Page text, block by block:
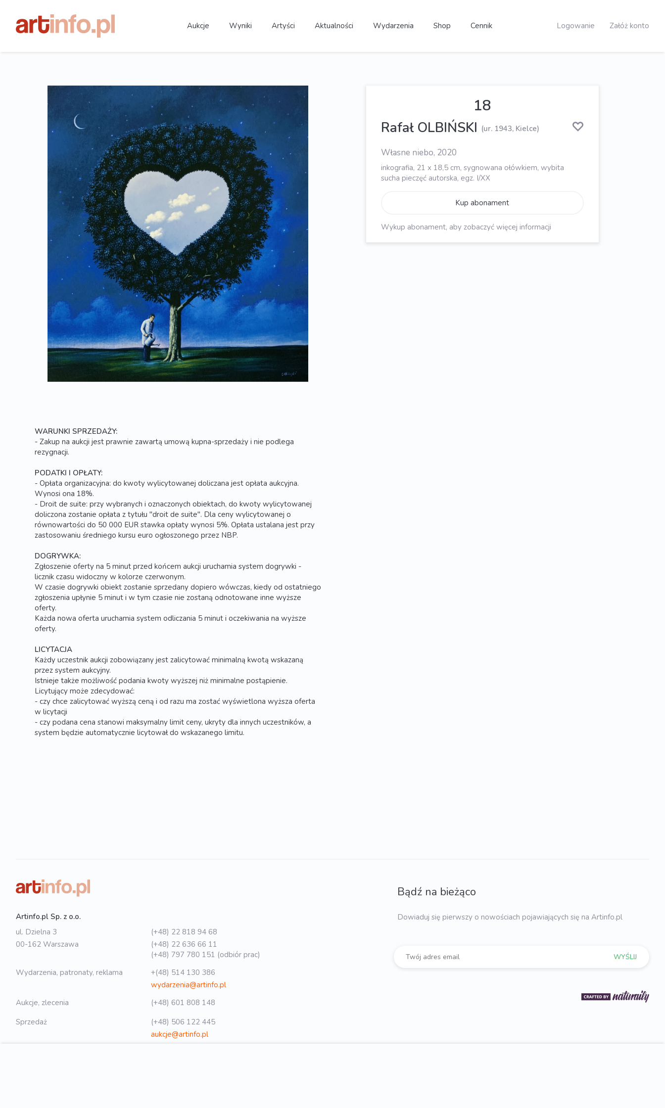
Aukcje Wyniki Artyści Aktualności Wydarzenia Shop Cennik Logowanie Załóż konto
WARUNKI SPRZEDAŻY:
- Zakup na aukcji jest prawnie zawartą umową kupna-sprzedaży i nie podlega
rezygnacji.
PODATKI I OPŁATY:
- Opłata organizacyjna: do kwoty wylicytowanej doliczana jest opłata aukcyjna.
Wynosi ona 18%.
- Droit de suite: przy wybranych i oznaczonych obiektach, do kwoty wylicytowanej
doliczona zostanie opłata z tytułu "droit de suite". Dla ceny wylicytowanej o
równowartości do 50 000 EUR stawka opłaty wynosi 5%. Opłata ustalana jest przy
zastosowaniu średniego kursu euro ogłoszonego przez NBP.
DOGRYWKA:
Zgłoszenie oferty na 5 minut przed końcem aukcji uruchamia system dogrywki -
licznik czasu widoczny w kolorze czerwonym.
W czasie dogrywki obiekt zostanie sprzedany dopiero wówczas, kiedy od ostatniego
zgłoszenia upłynie 5 minut i w tym czasie nie zostaną odnotowane inne wyższe
oferty.
Każda nowa oferta uruchamia system odliczania 5 minut i oczekiwania na wyższe
oferty.
LICYTACJA
Każdy uczestnik aukcji zobowiązany jest zalicytować minimalną kwotą wskazaną
przez system aukcyjny.
Istnieje także możliwość podania kwoty wyższej niż minimalne postąpienie.
Licytujący może zdecydować:
- czy chce zalicytować wyższą ceną i od razu ma zostać wyświetlona wyższa oferta
w licytacji
- czy podana cena stanowi maksymalny limit ceny, ukryty dla innych uczestników, a
system będzie automatycznie licytował do wskazanego limitu.
18
Rafał OLBIŃSKI (ur. 1943, Kielce)
Własne niebo, 2020
inkografia, 21 x 18,5 cm, sygnowana ołówkiem, wybita
sucha pieczęć autorska, egz. I/XX
Kup abonament
Wykup abonament, aby zobaczyć więcej informacji
Artinfo.pl Sp. z o.o.
ul. Dzielna 3
00-162 Warszawa
(+48) 22 818 94 68
(+48) 22 636 66 11
(+48) 797 780 151 (odbiór prac)
Wydarzenia, patronaty, reklama
+(48) 514 130 386
wydarzenia@artinfo.pl
Aukcje, zlecenia
(+48) 601 808 148
Sprzedaż
(+48) 506 122 445
aukcje@artinfo.pl
Bądź na bieżąco
Dowiaduj się pierwszy o nowościach pojawiających się na Artinfo.pl
WYŚLIJ